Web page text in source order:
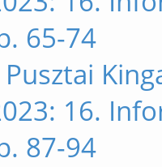
65-74
16.
87-94